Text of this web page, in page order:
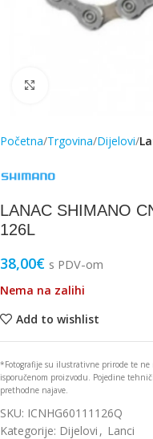
Početna Trgovina Dijelovi
LANAC SHIMANO
126L
38,00€ s PDV-om
Nema na zalihi
Add to wishlist
*Fotografije su ilustrativne prirode te
isporučenom proizvodu. Pojedine
prethodne najave.
SKU: ICNHG60111126Q
Kategorije: Dijelovi , Lanci